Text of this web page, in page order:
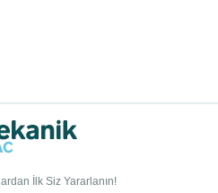
İlk Siz Yararlanın!